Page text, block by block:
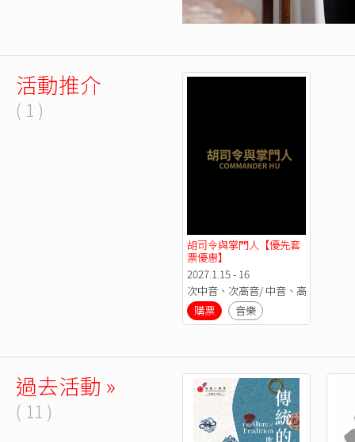
活動推介
( 1 )
胡司令與掌門人【優先套
票優惠】
2027.1.15 - 16
次中音、次高音/ 中音、高音板胡
購票
音樂
過去活動 »
( 11 )